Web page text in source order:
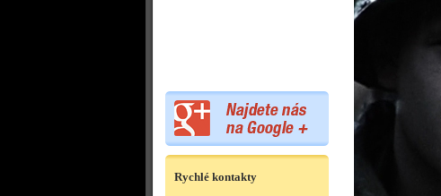
Rychlé kontakty